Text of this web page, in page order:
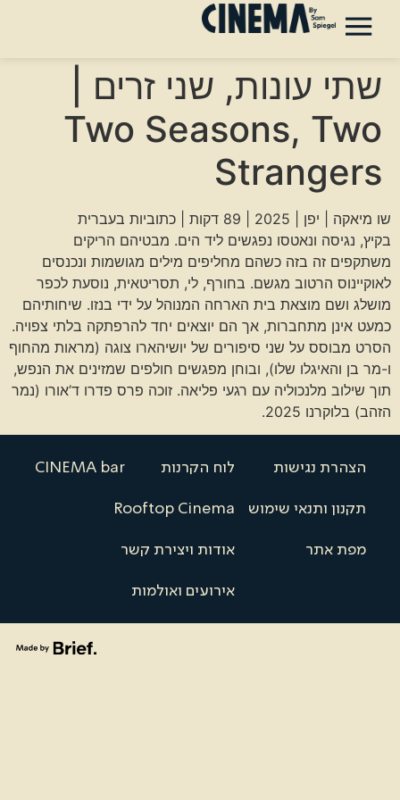
שתי עונות, שני זרים |
Two Seasons, Two
Strangers
שו מיאקה | יפן | 2025 | 89 דקות | כתוביות בעברית
בקיץ, נגיסה ונאטסו נפגשים ליד הים. מבטיהם הריקים
משתקפים זה בזה כשהם מחליפים מילים מגושמות ונכנסים
לאוקיינוס הרטוב מגשם. בחורף, לי, תסריטאית, נוסעת לכפר
מושלג ושם מוצאת בית הארחה המנוהל על ידי בנזו. שיחותיהם
כמעט אינן מתחברות, אך הם יוצאים יחד להרפתקה בלתי צפויה.
הסרט מבוסס על שני סיפורים של יושיהארו צוגה (מראות מהחוף
ו-מר בן והאיגלו שלו), ובוחן מפגשים חולפים שמזינים את הנפש,
תוך שילוב מלנכוליה עם רגעי פליאה. זוכה פרס פדרו ד’אורו (נמר
הזהב) בלוקרנו 2025.
הצהרת נגישות
תקנון ותנאי שימוש
מפת אתר
לוח הקרנות CINEMA bar
Rooftop Cinema
אודות ויצירת קשר
אירועים ואולמות